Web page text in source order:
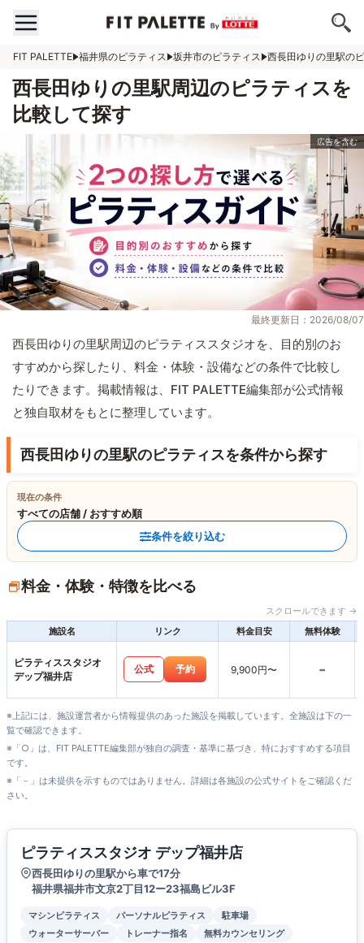
FIT PALETTE 福井県のピラティス 坂井市のピラティス 西長田ゆりの里駅の
西長田ゆりの里駅周辺のピラティスを
比較して探す
最終更新日：2026/08/07
西長田ゆりの里駅周辺のピラティススタジオを、目的別のお
すすめから探したり、料金・体験・設備などの条件で比較し
たりできます。掲載情報は、FIT PALETTE編集部が公式情報
と独自取材をもとに整理しています。
西長田ゆりの里駅のピラティスを条件から探す
現在の条件
すべての店舗 / おすすめ順
条件を絞り込む
料金・体験・特徴を比べる
スクロールできます →
施設名
リンク 料金目安 無料体験
ピラティススタジオ
デップ福井店
公式 予約 9,900円〜 -
※上記には、施設運営者から情報提供のあった施設を掲載しています。全施設は下の一
覧で確認できます。
※「○」は、FIT PALETTE編集部が独自の調査・基準に基づき、特におすすめする項目
です。
※「－」は未提供を示すものではありません。詳細は各施設の公式サイトをご確認くだ
さい。
ピラティススタジオ デップ福井店
西長田ゆりの里駅から車で17分
福井県福井市文京2丁目12ー23福島ビル3F
マシンピラティス パーソナルピラティス
駐車場
ウォーターサーバー
トレーナー指名 無料カウンセリング